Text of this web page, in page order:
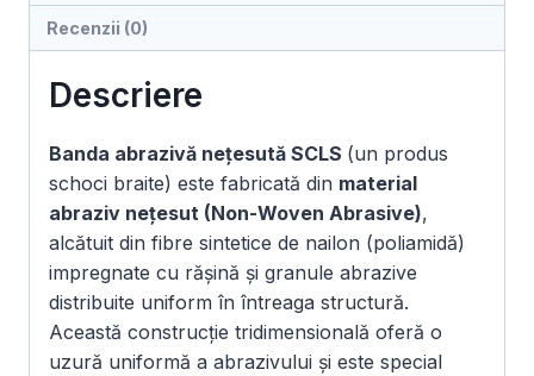
Recenzii (0)
Descriere
Banda abrazivă nețesută SCLS (un produs
schoci braite) este fabricată din material
abraziv nețesut (Non-Woven Abrasive),
alcătuit din fibre sintetice de nailon (poliamidă)
impregnate cu rășină și granule abrazive
distribuite uniform în întreaga structură.
Această construcție tridimensională oferă o
uzură uniformă a abrazivului și este special